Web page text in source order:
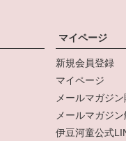
マイページ
新規会員登録
マイページ
メールマガジン
メールマガジン
伊豆河童公式